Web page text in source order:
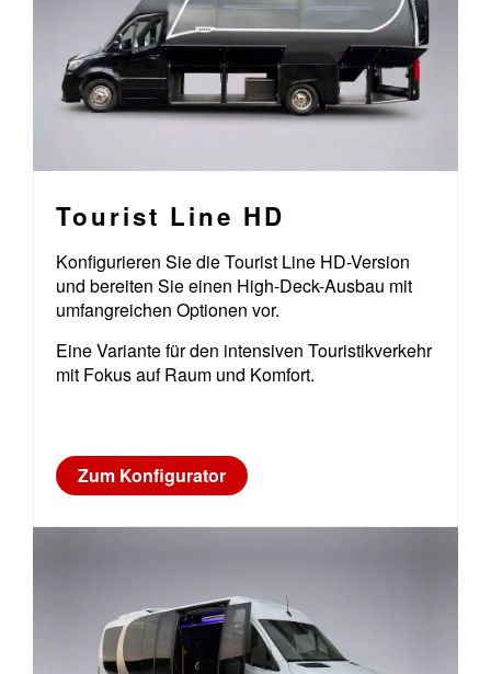
Tourist Line HD
Konfigurieren Sie die Tourist Line HD-Version
und bereiten Sie einen High-Deck-Ausbau mit
umfangreichen Optionen vor.
Eine Variante für den intensiven Touristikverkehr
mit Fokus auf Raum und Komfort.
Zum Konfigurator